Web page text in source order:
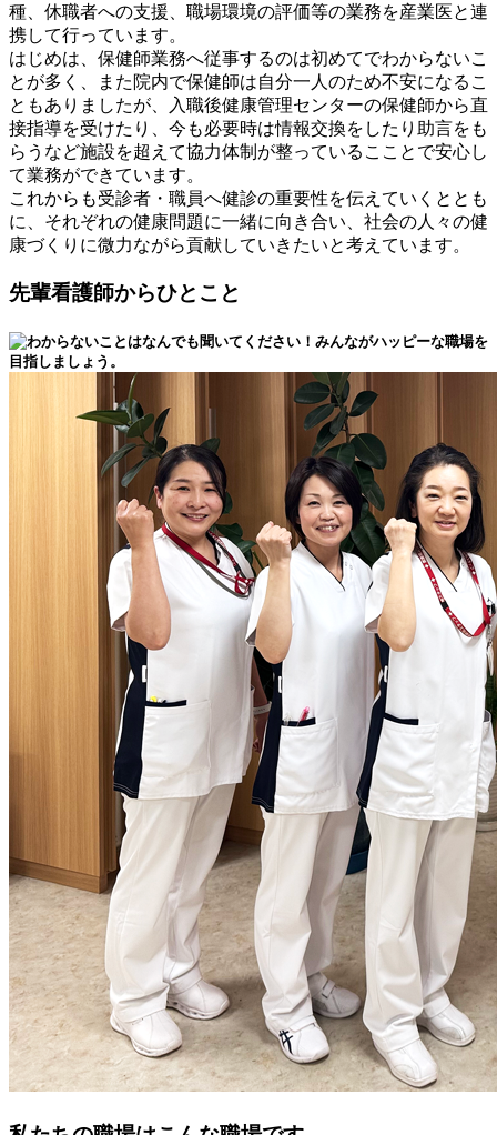
種、休職者への支援、職場環境の評価等の業務を産業医と連
携して行っています。
はじめは、保健師業務へ従事するのは初めてでわからないこ
とが多く、また院内で保健師は自分一人のため不安になるこ
ともありましたが、入職後健康管理センターの保健師から直
接指導を受けたり、今も必要時は情報交換をしたり助言をも
らうなど施設を超えて協力体制が整っているこことで安心し
て業務ができています。
これからも受診者・職員へ健診の重要性を伝えていくととも
に、それぞれの健康問題に一緒に向き合い、社会の人々の健
康づくりに微力ながら貢献していきたいと考えています。
先輩看護師からひとこと